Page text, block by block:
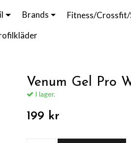
Brands Fitness/
Venum Gel Pro
I lager.
199 kr